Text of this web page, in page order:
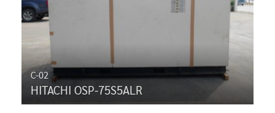
C-02
HITACHI OSP-75S5ALR